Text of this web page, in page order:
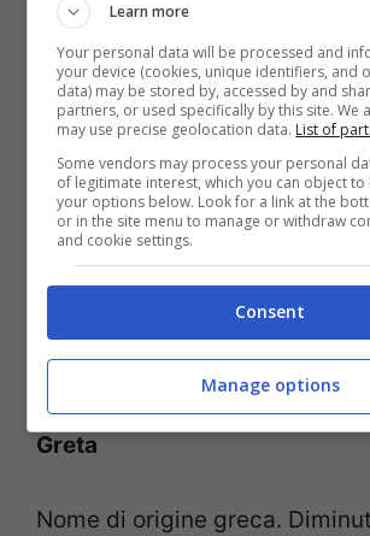
scintillante e splendente”.
Flaminia
Nome di origine latina, significa
Fiammetta
fiamma’.
Greta
Nome di origine greca.
Learn more
Your personal data will be processed and
your device (cookies, unique identifiers, and
data) may be stored by, accessed by and
partners, or used specifically by this site. We
may use precise geolocation data. List of
Some vendors may process your personal
of legitimate interest, which you can object to
your options below. Look for a link at the
or in the site menu to manage or withdraw
and cookie settings.
Consent
Manage options